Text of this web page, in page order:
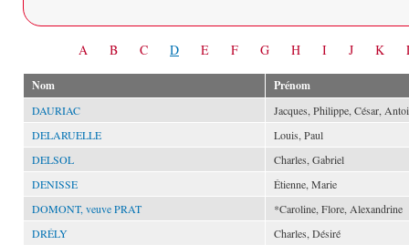
A B C D E F G H I J K
Nom Prénom
DAURIAC
Jacques, Philippe, César,
DELARUELLE
Louis, Paul
DELSOL
Charles, Gabriel
DENISSE
Étienne, Marie
DOMONT, veuve PRAT
*Caroline, Flore, Alexandrine
DRÉLY
Charles, Désiré